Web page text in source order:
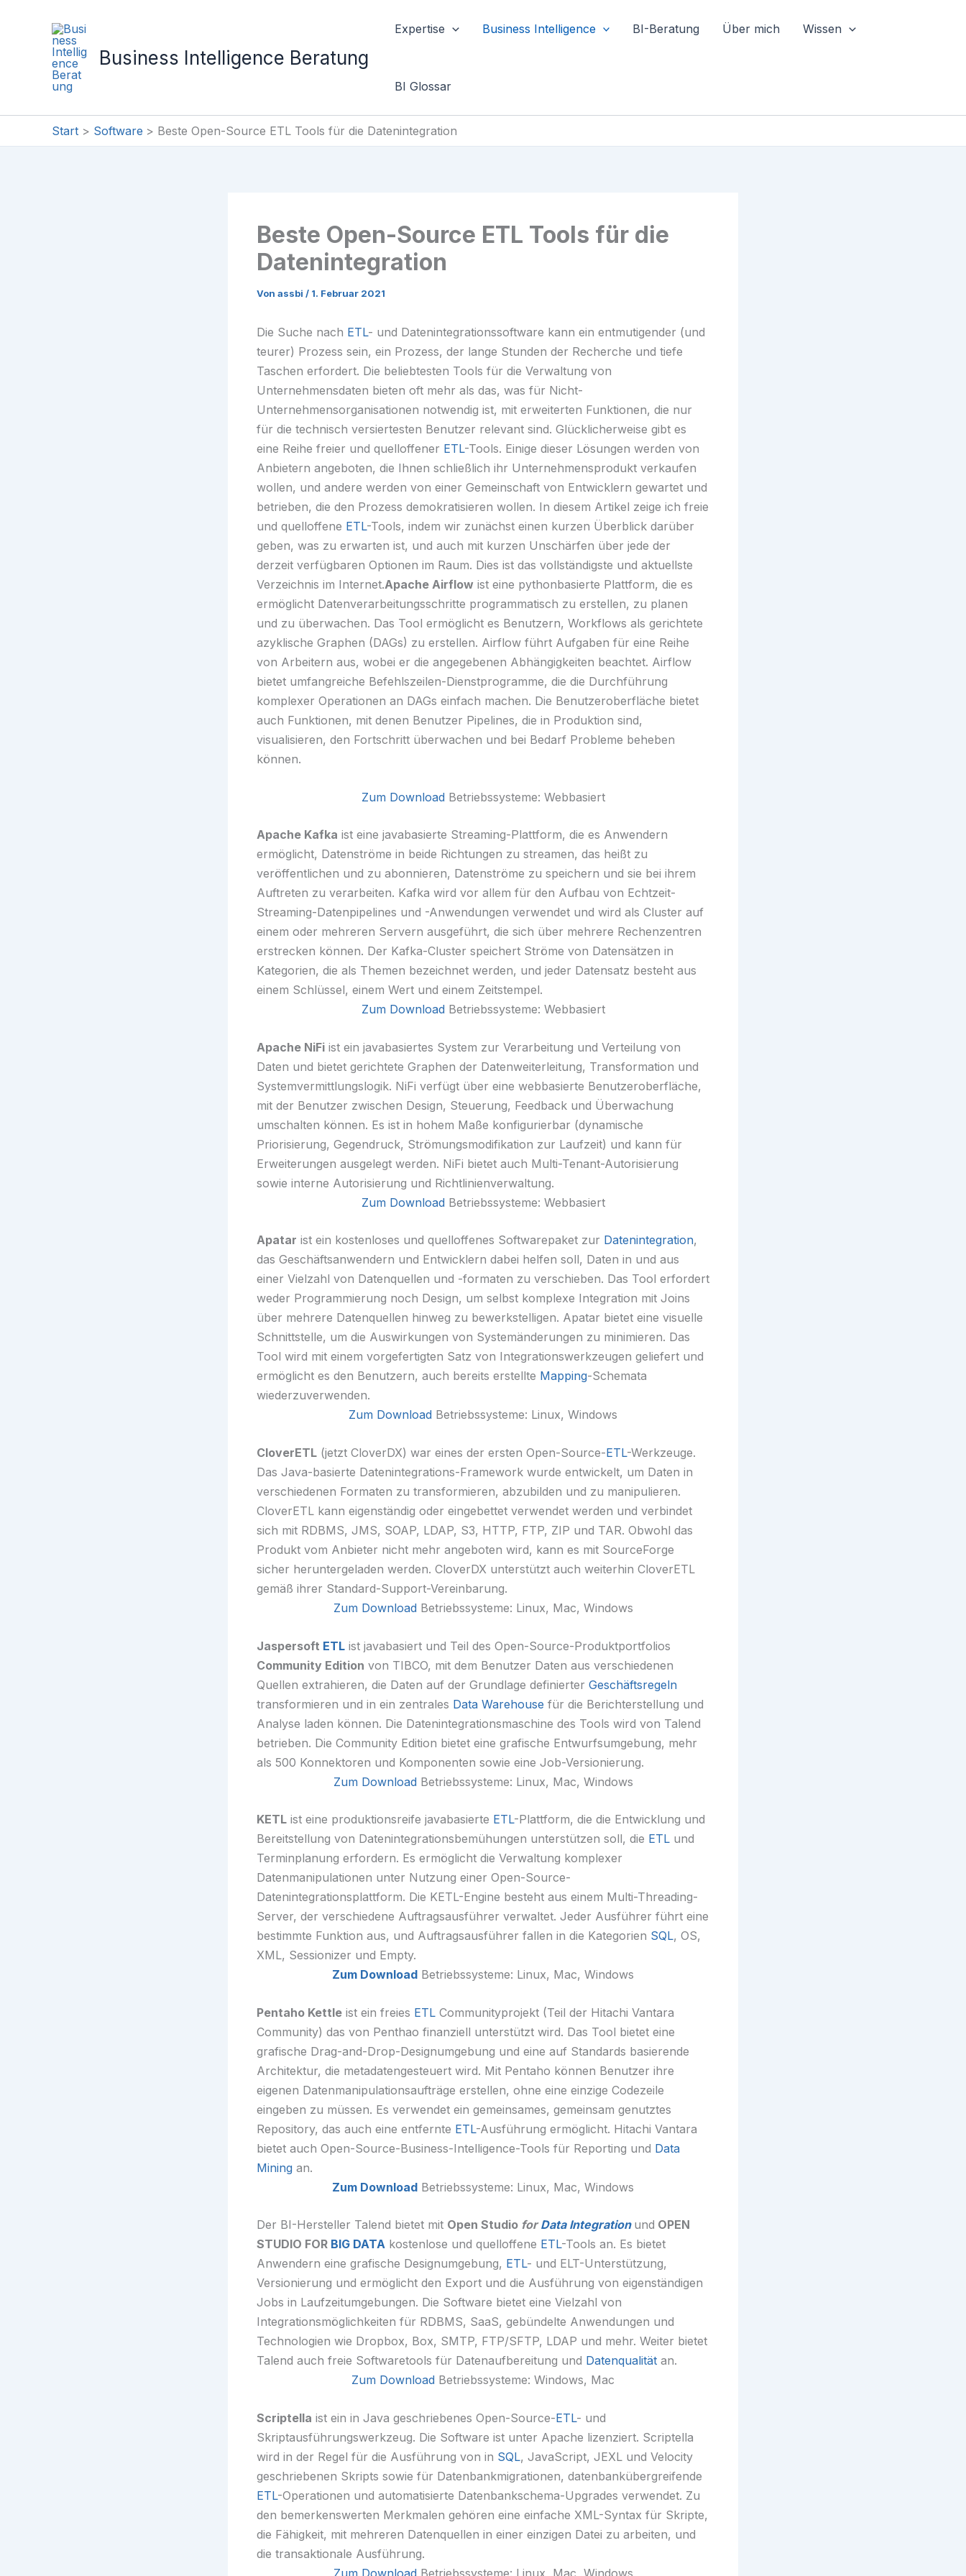
Business Intelligence Beratung
Expertise Business Intelligence BI-Beratung Über mich Wissen
BI Glossar
Start Software Beste Open-Source ETL Tools für die Datenintegration
Beste Open-Source ETL Tools für die
Datenintegration
Von assbi / 1. Februar 2021
Die Suche nach ETL- und Datenintegrationssoftware kann ein entmutigender (und
teurer) Prozess sein, ein Prozess, der lange Stunden der Recherche und tiefe
Taschen erfordert. Die beliebtesten Tools für die Verwaltung von
Unternehmensdaten bieten oft mehr als das, was für Nicht-
Unternehmensorganisationen notwendig ist, mit erweiterten Funktionen, die nur
für die technisch versiertesten Benutzer relevant sind. Glücklicherweise gibt es
eine Reihe freier und quelloffener ETL-Tools. Einige dieser Lösungen werden von
Anbietern angeboten, die Ihnen schließlich ihr Unternehmensprodukt verkaufen
wollen, und andere werden von einer Gemeinschaft von Entwicklern gewartet und
betrieben, die den Prozess demokratisieren wollen. In diesem Artikel zeige ich freie
und quelloffene ETL-Tools, indem wir zunächst einen kurzen Überblick darüber
geben, was zu erwarten ist, und auch mit kurzen Unschärfen über jede der
derzeit verfügbaren Optionen im Raum. Dies ist das vollständigste und aktuellste
Verzeichnis im Internet.Apache Airflow ist eine pythonbasierte Plattform, die es
ermöglicht Datenverarbeitungsschritte programmatisch zu erstellen, zu planen
und zu überwachen. Das Tool ermöglicht es Benutzern, Workflows als gerichtete
azyklische Graphen (DAGs) zu erstellen. Airflow führt Aufgaben für eine Reihe
von Arbeitern aus, wobei er die angegebenen Abhängigkeiten beachtet. Airflow
bietet umfangreiche Befehlszeilen-Dienstprogramme, die die Durchführung
komplexer Operationen an DAGs einfach machen. Die Benutzeroberfläche bietet
auch Funktionen, mit denen Benutzer Pipelines, die in Produktion sind,
visualisieren, den Fortschritt überwachen und bei Bedarf Probleme beheben
können.
Zum DownloadBetriebssysteme: Webbasiert
Apache Kafka ist eine javabasierte Streaming-Plattform, die es Anwendern
ermöglicht, Datenströme in beide Richtungen zu streamen, das heißt zu
veröffentlichen und zu abonnieren, Datenströme zu speichern und sie bei ihrem
Auftreten zu verarbeiten. Kafka wird vor allem für den Aufbau von Echtzeit-
Streaming-Datenpipelines und -Anwendungen verwendet und wird als Cluster auf
einem oder mehreren Servern ausgeführt, die sich über mehrere Rechenzentren
erstrecken können. Der Kafka-Cluster speichert Ströme von Datensätzen in
Kategorien, die als Themen bezeichnet werden, und jeder Datensatz besteht aus
einem Schlüssel, einem Wert und einem Zeitstempel.
Zum DownloadBetriebssysteme: Webbasiert
Apache NiFi ist ein javabasiertes System zur Verarbeitung und Verteilung von
Daten und bietet gerichtete Graphen der Datenweiterleitung, Transformation und
Systemvermittlungslogik. NiFi verfügt über eine webbasierte Benutzeroberfläche,
mit der Benutzer zwischen Design, Steuerung, Feedback und Überwachung
umschalten können. Es ist in hohem Maße konfigurierbar (dynamische
Priorisierung, Gegendruck, Strömungsmodifikation zur Laufzeit) und kann für
Erweiterungen ausgelegt werden. NiFi bietet auch Multi-Tenant-Autorisierung
sowie interne Autorisierung und Richtlinienverwaltung.
Zum DownloadBetriebssysteme: Webbasiert
Apatar ist ein kostenloses und quelloffenes Softwarepaket zur Datenintegration,
das Geschäftsanwendern und Entwicklern dabei helfen soll, Daten in und aus
einer Vielzahl von Datenquellen und -formaten zu verschieben. Das Tool erfordert
weder Programmierung noch Design, um selbst komplexe Integration mit Joins
über mehrere Datenquellen hinweg zu bewerkstelligen. Apatar bietet eine visuelle
Schnittstelle, um die Auswirkungen von Systemänderungen zu minimieren. Das
Tool wird mit einem vorgefertigten Satz von Integrationswerkzeugen geliefert und
ermöglicht es den Benutzern, auch bereits erstellte Mapping-Schemata
wiederzuverwenden.
Zum Download Betriebssysteme: Linux, Windows
CloverETL (jetzt CloverDX) war eines der ersten Open-Source-ETL-Werkzeuge.
Das Java-basierte Datenintegrations-Framework wurde entwickelt, um Daten in
verschiedenen Formaten zu transformieren, abzubilden und zu manipulieren.
CloverETL kann eigenständig oder eingebettet verwendet werden und verbindet
sich mit RDBMS, JMS, SOAP, LDAP, S3, HTTP, FTP, ZIP und TAR. Obwohl das
Produkt vom Anbieter nicht mehr angeboten wird, kann es mit SourceForge
sicher heruntergeladen werden. CloverDX unterstützt auch weiterhin CloverETL
gemäß ihrer Standard-Support-Vereinbarung.
Zum DownloadBetriebssysteme: Linux, Mac, Windows
Jaspersoft ETL ist javabasiert und Teil des Open-Source-Produktportfolios
Community Edition von TIBCO, mit dem Benutzer Daten aus verschiedenen
Quellen extrahieren, die Daten auf der Grundlage definierter Geschäftsregeln
transformieren und in ein zentrales Data Warehouse für die Berichterstellung und
Analyse laden können. Die Datenintegrationsmaschine des Tools wird von Talend
betrieben. Die Community Edition bietet eine grafische Entwurfsumgebung, mehr
als 500 Konnektoren und Komponenten sowie eine Job-Versionierung.
Zum DownloadBetriebssysteme: Linux, Mac, Windows
KETL ist eine produktionsreife javabasierte ETL-Plattform, die die Entwicklung und
Bereitstellung von Datenintegrationsbemühungen unterstützen soll, die ETL und
Terminplanung erfordern. Es ermöglicht die Verwaltung komplexer
Datenmanipulationen unter Nutzung einer Open-Source-
Datenintegrationsplattform. Die KETL-Engine besteht aus einem Multi-Threading-
Server, der verschiedene Auftragsausführer verwaltet. Jeder Ausführer führt eine
bestimmte Funktion aus, und Auftragsausführer fallen in die Kategorien SQL, OS,
XML, Sessionizer und Empty.
Zum Download Betriebssysteme: Linux, Mac, Windows
Pentaho Kettle ist ein freies ETL Communityprojekt (Teil der Hitachi Vantara
Community) das von Penthao finanziell unterstützt wird. Das Tool bietet eine
grafische Drag-and-Drop-Designumgebung und eine auf Standards basierende
Architektur, die metadatengesteuert wird. Mit Pentaho können Benutzer ihre
eigenen Datenmanipulationsaufträge erstellen, ohne eine einzige Codezeile
eingeben zu müssen. Es verwendet ein gemeinsames, gemeinsam genutztes
Repository, das auch eine entfernte ETL-Ausführung ermöglicht. Hitachi Vantara
bietet auch Open-Source-Business-Intelligence-Tools für Reporting und Data
Mining an.
Zum Download Betriebssysteme: Linux, Mac, Windows
Der BI-Hersteller Talend bietet mit Open Studio forData Integration und OPEN
STUDIO FOR BIG DATA kostenlose und quelloffene ETL-Tools an. Es bietet
Anwendern eine grafische Designumgebung, ETL- und ELT-Unterstützung,
Versionierung und ermöglicht den Export und die Ausführung von eigenständigen
Jobs in Laufzeitumgebungen. Die Software bietet eine Vielzahl von
Integrationsmöglichkeiten für RDBMS, SaaS, gebündelte Anwendungen und
Technologien wie Dropbox, Box, SMTP, FTP/SFTP, LDAP und mehr. Weiter bietet
Talend auch freie Softwaretools für Datenaufbereitung und Datenqualität an.
Zum Download Betriebssysteme: Windows, Mac
Scriptella ist ein in Java geschriebenes Open-Source-ETL- und
Skriptausführungswerkzeug. Die Software ist unter Apache lizenziert. Scriptella
wird in der Regel für die Ausführung von in SQL, JavaScript, JEXL und Velocity
geschriebenen Skripts sowie für Datenbankmigrationen, datenbankübergreifende
ETL-Operationen und automatisierte Datenbankschema-Upgrades verwendet. Zu
den bemerkenswerten Merkmalen gehören eine einfache XML-Syntax für Skripte,
die Fähigkeit, mit mehreren Datenquellen in einer einzigen Datei zu arbeiten, und
die transaktionale Ausführung.
Zum DownloadBetriebssysteme: Linux, Mac, Windows